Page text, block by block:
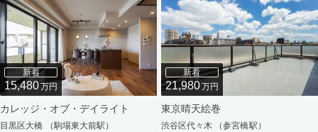
新着
15,480万円
カレッジ・オブ・デイライト
目黒区大橋 （駒場東大前駅）
新着
21,980万円
東京晴天絵巻
渋谷区代々木 （参宮橋駅）